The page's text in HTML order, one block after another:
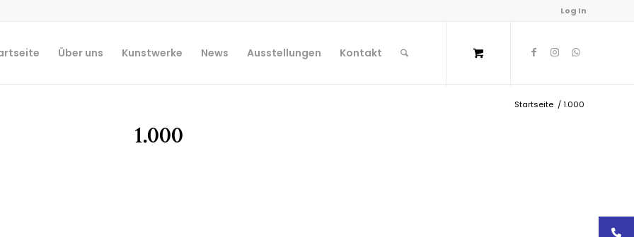
Log In
Über uns Kunstwerke News Ausstellungen Kontakt
Startseite /1.000
1.000